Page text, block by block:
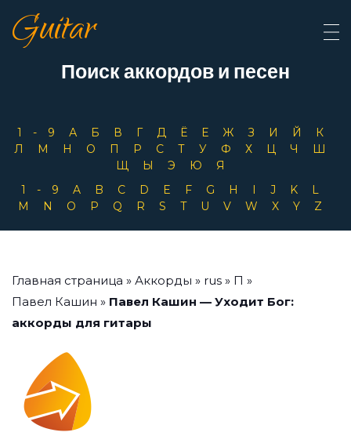
Guitar
Поиск аккордов и песен
1-9 А Б В Г Д Ё Е Ж З И Й
К
Л
М Н О П Р С Т У Ф Х Ц Ч
Ш
Щ
Ы Э Ю
Я
1-9
A B C D E F G H I J K
L
M
N O P Q R S T U V W X Y Z
Главная страница » Аккорды » rus » П »
Павел Кашин » Павел Кашин — Уходит Бог:
аккорды для гитары